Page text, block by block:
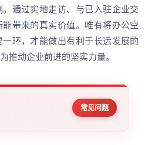
通过实地走访、与已入驻企业交
带来的真实价值。唯有将办公空
环，才能做出有利于长远发展的
推动企业前进的坚实力量。
常见问题